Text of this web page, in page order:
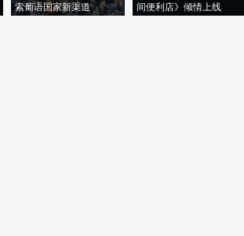
索葡语国家新渠道
间便利店》倾情上线